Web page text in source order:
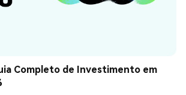
Completo de Investimento em